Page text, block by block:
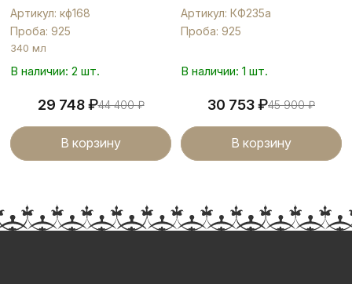
Артикул: кф168
Проба: 925
340 мл
В наличии: 2 шт.
29 748₽44 400₽
В корзину
Артикул: КФ235а
Проба: 925
В наличии: 1 шт.
30 753₽45 900₽
В корзину